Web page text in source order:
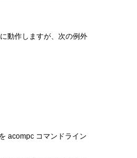
動作しますが、次の例外
acompc コマンドライン